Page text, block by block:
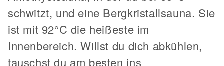
schwitzt, und eine Bergkristallsauna. Sie
ist mit 92°C die heißeste im
Innenbereich. Willst du dich abkühlen,
tauschst du am besten ins